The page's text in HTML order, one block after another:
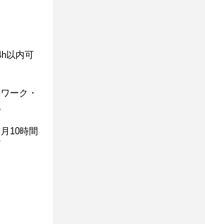
以内可
ーク・
10時間